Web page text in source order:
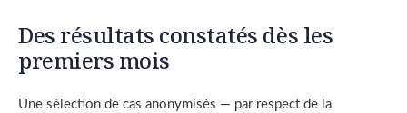
Des résultats constatés dès les
premiers mois
Une sélection de cas anonymisés — par respect de la